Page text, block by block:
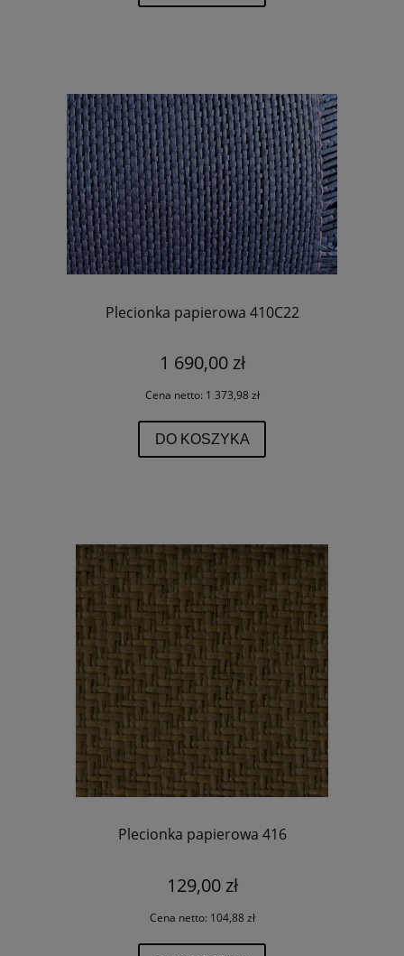
Plecionka papierowa 410C22
1 690,00 zł
Cena netto: 1 373,98 zł
DO KOSZYKA
Plecionka papierowa 416
129,00 zł
Cena netto: 104,88 zł